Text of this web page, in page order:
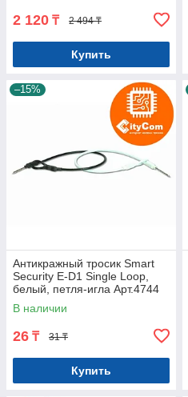
2 120 ₸ 2 494 ₸
Купить
–15%
Антикражный тросик Smart
Security E-D1 Single Loop,
белый, петля-игла Арт.4744
В наличии
26 ₸ 31 ₸
Купить